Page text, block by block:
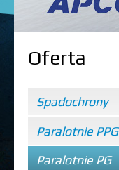
Oferta
Spadochrony
Paralotnie PPG
Paralotnie PG